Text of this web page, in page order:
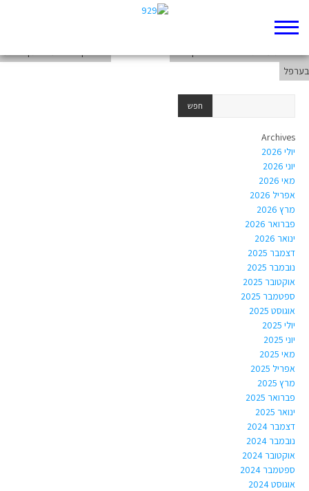
ירושה אחי? אנחנו על אותה סירה והיא טובעת!
בערפל
Archives
יולי 2026
יוני 2026
מאי 2026
אפריל 2026
מרץ 2026
פברואר 2026
ינואר 2026
דצמבר 2025
נובמבר 2025
אוקטובר 2025
ספטמבר 2025
אוגוסט 2025
יולי 2025
יוני 2025
מאי 2025
אפריל 2025
מרץ 2025
פברואר 2025
ינואר 2025
דצמבר 2024
נובמבר 2024
אוקטובר 2024
ספטמבר 2024
אוגוסט 2024